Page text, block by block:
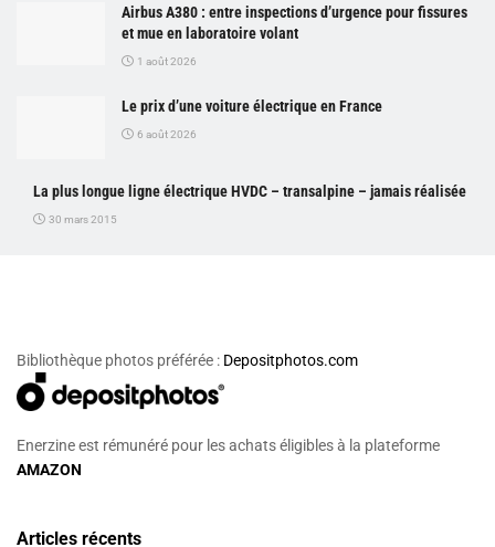
Airbus A380 : entre inspections d’urgence pour fissures
et mue en laboratoire volant
1 août 2026
Le prix d’une voiture électrique en France
6 août 2026
La plus longue ligne électrique HVDC – transalpine – jamais réalisée
30 mars 2015
Bibliothèque photos préférée : Depositphotos.com
Enerzine est rémunéré pour les achats éligibles à la plateforme
AMAZON
Articles récents